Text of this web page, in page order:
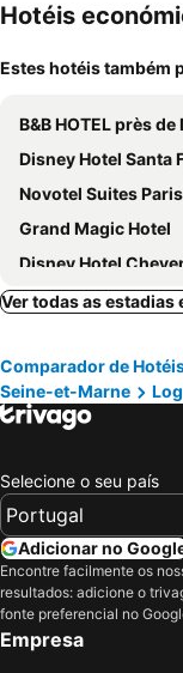
Hotéis
Estes hotéis também
B&B HOTEL près de
Disney Hotel Santa
Novotel Suites Paris
Grand Magic Hotel
Disney Hotel
ibis Marne la Vallée
B&B HOTEL Marne-la-Vallée
Dream Castle Hotel
Explorers Hotel
Mercure Paris 19
Au Royal Mad
Disney Sequoia
Hotel l'Elysee Val
Hôtel Lodge In Paris
ibis Styles Paris
Ver todas as estadias
Comparador de
Seine-et-Marne
Selecione o seu país
Adicionar no
Encontre facilmente os
resultados: adicione o
fonte preferencial no
Empresa